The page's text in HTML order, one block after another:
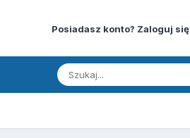
Posiadasz konto? Zaloguj się